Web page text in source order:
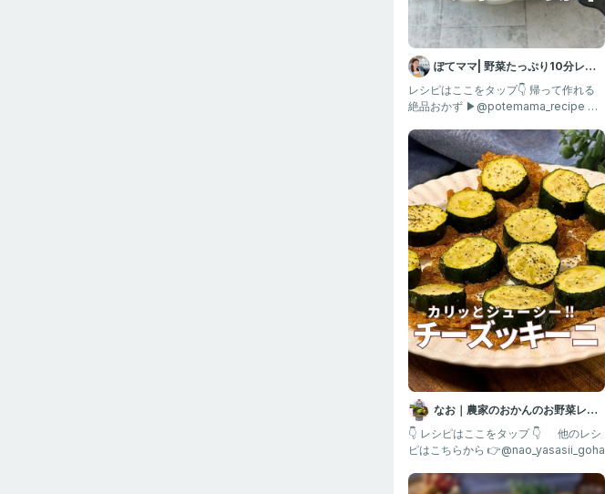
ぽてママ| 野菜たっぷり10分レシ
ピ
レシピはここをタップ👇 帰って作れる
絶品おかず ▶@potemama_recipe あ
なお｜農家のおかんのお野菜レシ
ピ
👇 レシピはここをタップ 👇 他のレシ
ピはこちらから 👉@nao_yasasii_goha